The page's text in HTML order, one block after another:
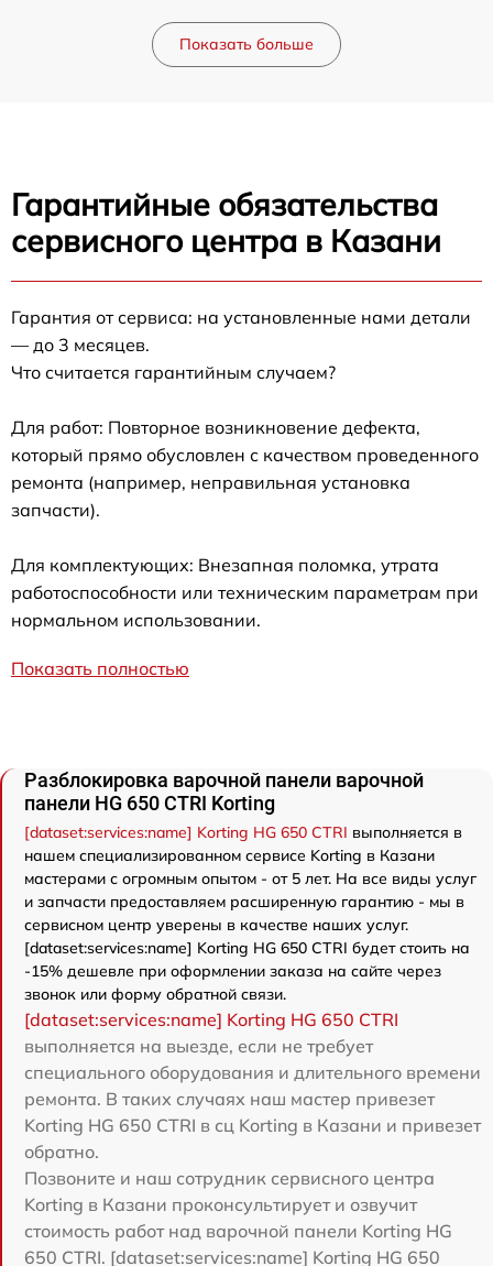
Показать больше
Гарантийные обязательства
сервисного центра в Казани
Гарантия от сервиса: на установленные нами детали
— до 3 месяцев.
Что считается гарантийным случаем?
Для работ: Повторное возникновение дефекта,
который прямо обусловлен с качеством проведенного
ремонта (например, неправильная установка
запчасти).
Для комплектующих: Внезапная поломка, утрата
работоспособности или техническим параметрам при
нормальном использовании.
Показать полностью
Разблокировка варочной панели варочной
панели HG 650 CTRI Korting
[dataset:services:name] Korting HG 650 CTRI выполняется в
нашем специализированном сервисе Korting в Казани
мастерами с огромным опытом - от 5 лет. На все виды услуг
и запчасти предоставляем расширенную гарантию - мы в
сервисном центр уверены в качестве наших услуг.
[dataset:services:name] Korting HG 650 CTRI будет стоить на
-15% дешевле при оформлении заказа на сайте через
звонок или форму обратной связи.
[dataset:services:name] Korting HG 650 CTRI
выполняется на выезде, если не требует
специального оборудования и длительного времени
ремонта. В таких случаях наш мастер привезет
Korting HG 650 CTRI в сц Korting в Казани и привезет
обратно.
Позвоните и наш сотрудник сервисного центра
Korting в Казани проконсультирует и озвучит
стоимость работ над варочной панели Korting HG
650 CTRI. [dataset:services:name] Korting HG 650